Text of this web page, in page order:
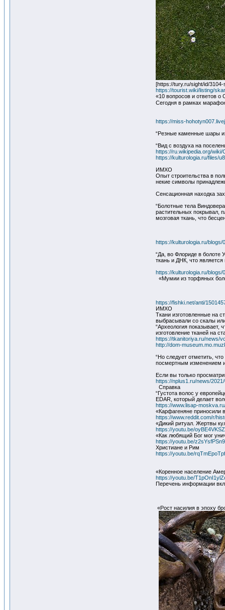
[https://tury.ru/sight/id/
https://tourist.wiki/listing/
«10 вопросов и ответов о
Сегодня в рамках
https://miss-
“Резные каменные шары
“Вид с воздуха на
https://ru.wikipedia.org/wiki/
https://kulturologia.ru/files/
ИМХО
Опыт строительства в
некие символы
Сенсационная находка
“Болотные тела
растительных покрывал,
мозговая ткань, что
https://kulturologia.ru/blogs/
“Да, во Флориде в болоте
ткань и ДНК, что
https://kulturologia.ru/blogs/
«Мумии из торфяных
https://fishki.net/anti/
ИМХО
Ткани изготовленные на
выбрасывали со скалы
“Археология показывает,
изготовление тканей на
https://tkanitoriya.ru/news/
http://dom-
“Но следует отметить,
посмертным изменением
Если вы только
https://nplus1.ru/news/
Справка
“Густота волос у
EDAR, который делает
https://www.lisap-
«Карфагеняне приносили
https://www.reddit.com/r/
«Дикий ритуал. Жертвы
https://youtu.be/
«Как любящий Бог мог
https://youtu.be/
Христиане и Рим
https://youtu.be/
«Коренное население
https://youtu.be/
Перечень информации
«Рост насилия в эпоху